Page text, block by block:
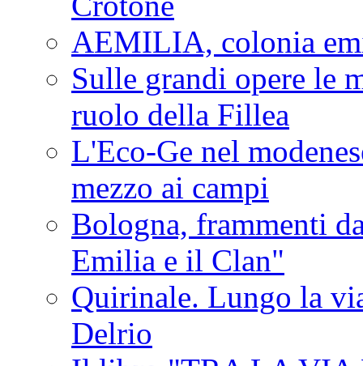
AEMILIA, colonia
Sulle grandi opere le
ruolo della Fillea
L'Eco-Ge nel
mezzo ai campi
Bologna, frammenti
Emilia e il Clan"
Quirinale. Lungo la
Delrio